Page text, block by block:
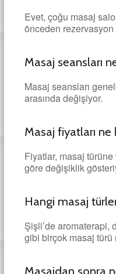
Evet, çoğu masaj
önceden rezervasyon
Masaj seansları
Masaj seansları
arasında değişiyor.
Masaj fiyatları ne
Fiyatlar, masaj
göre değişiklik
Hangi masaj
Şişli’de aromaterapi,
gibi birçok masaj türü
Masajdan sonra